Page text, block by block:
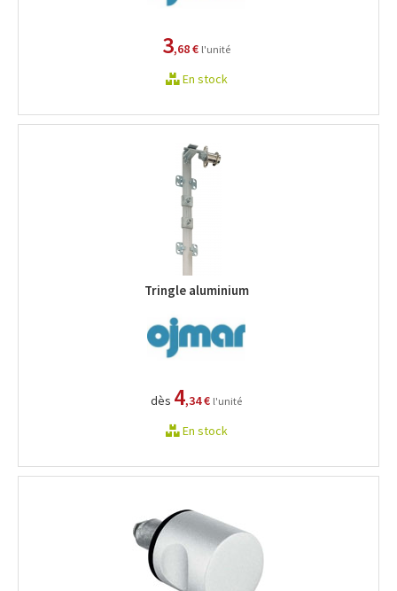
3,68 € l'unité
En stock
Tringle aluminium
dès 4,34 € l'unité
En stock